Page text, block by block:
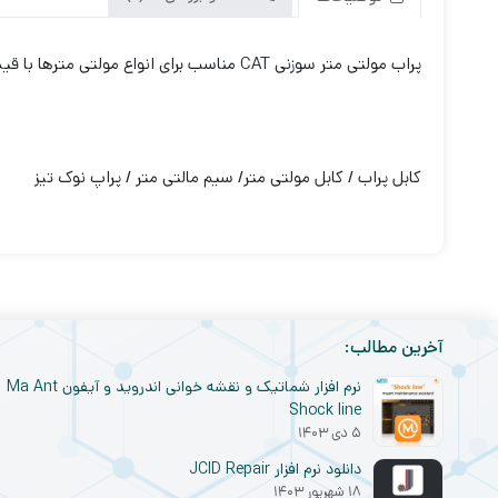
پراب مولتی متر سوزنی CAT مناسب برای انواع مولتی مترها با قیمت اقتصادی و کیفیت مناسب
کابل پراب / کابل مولتی متر/ سیم مالتی متر / پراپ نوک تیز
آخرین مطالب:
نرم افزار شماتیک و نقشه خوانی اندروید و آیفون Ma Ant
Shock line
۵ دی ۱۴۰۳
دانلود نرم افزار JCID Repair
۱۸ شهریور ۱۴۰۳